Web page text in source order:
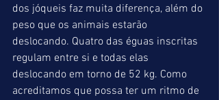
dos jóqueis faz muita diferença, além do
peso que os animais estarão
deslocando. Quatro das éguas inscritas
regulam entre si e todas elas
deslocando em torno de 52 kg. Como
acreditamos que possa ter um ritmo de